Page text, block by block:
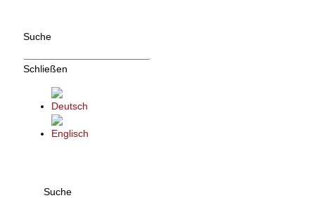
Suche
Schließen
Suche